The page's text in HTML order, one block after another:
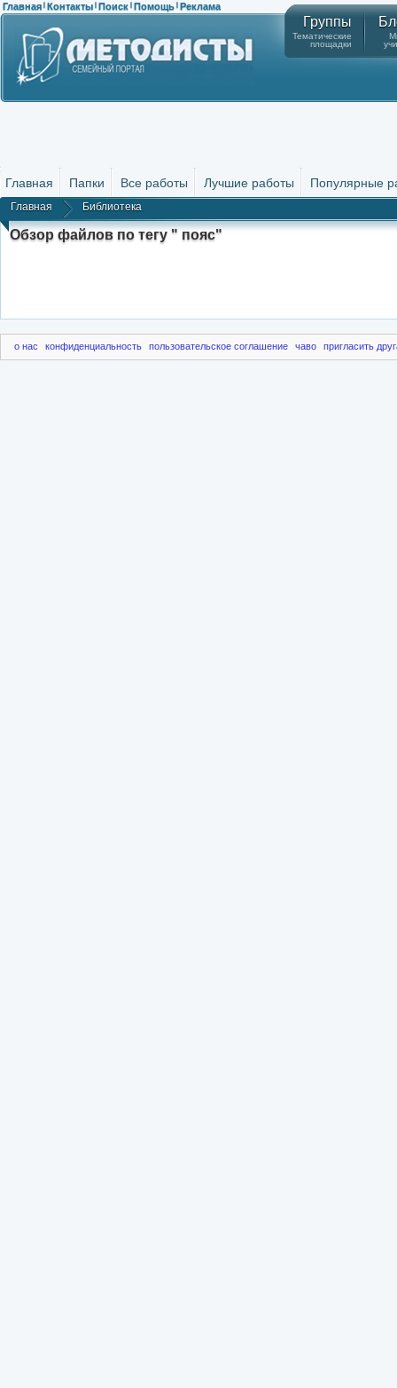
Главная | Контакты | Поиск | Помощь | Реклама
Группы
Тематические
площадки
Главная Папки Все работы Лучшие работы Популярные
Главная Библиотека
Обзор файлов по тегу " пояс"
о нас конфиденциальность пользовательское соглашение чаво пригласить